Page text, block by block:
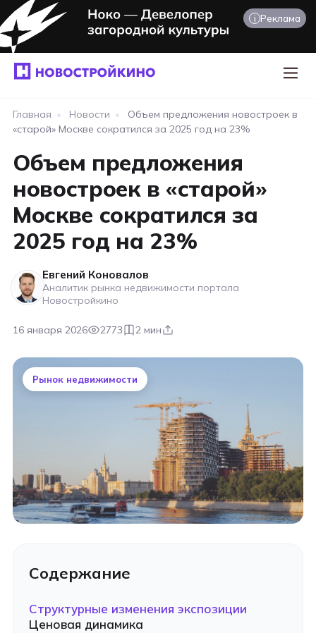
i Реклама
Главная • Новости •
Объем предложения новостроек в
«старой» Москве сократился за 2025 год на 23%
Объем предложения
новостроек в «старой»
Москве сократился за
2025 год на 23%
Евгений Коновалов
Аналитик рынка недвижимости портала
Новостройкино
16 января 2026 2773 2 мин
Рынок недвижимости
Содержание
Структурные изменения экспозиции
Ценовая динамика